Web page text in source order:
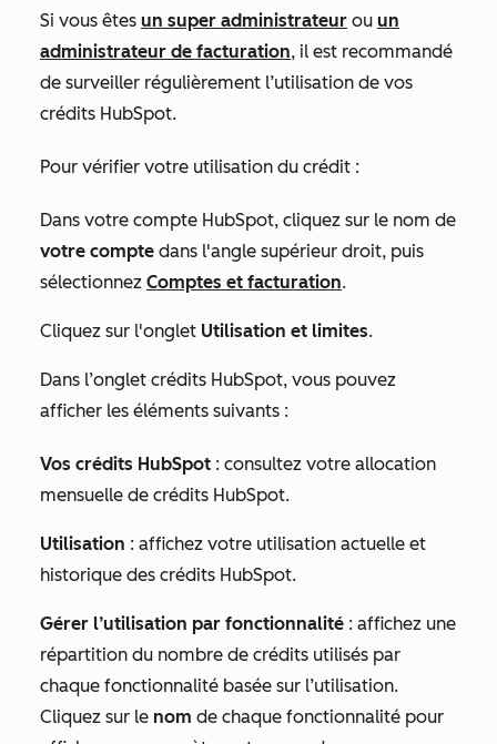
Si vous êtes un super administrateur ou un
administrateur de facturation, il est recommandé
de surveiller régulièrement l’utilisation de vos
crédits HubSpot.
Pour vérifier votre utilisation du crédit :
Dans votre compte HubSpot, cliquez sur le nom de
votre compte dans l'angle supérieur droit, puis
sélectionnez Comptes et facturation.
Cliquez sur l'onglet Utilisation et limites.
Dans l’onglet crédits HubSpot, vous pouvez
afficher les éléments suivants :
Vos crédits HubSpot : consultez votre allocation
mensuelle de crédits HubSpot.
Utilisation : affichez votre utilisation actuelle et
historique des crédits HubSpot.
Gérer l’utilisation par fonctionnalité : affichez une
répartition du nombre de crédits utilisés par
chaque fonctionnalité basée sur l’utilisation.
Cliquez sur le nom de chaque fonctionnalité pour